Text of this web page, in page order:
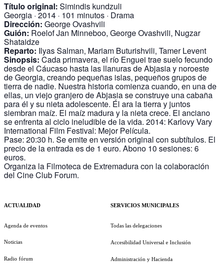
Título original: Simindis kundzuli
Georgia · 2014 · 101 minutos · Drama
Dirección: George Ovashvili
Guión: Roelof Jan Minneboo, George Ovashvili, Nugzar
Shataidze
Reparto: Ilyas Salman, Mariam Buturishvili, Tamer Levent
Sinopsis: Cada primavera, el río Enguei trae suelo fecundo
desde el Cáucaso hasta las llanuras de Abjasia y noroeste
de Georgia, creando pequeñas islas, pequeños grupos de
tierra de nadie. Nuestra historia comienza cuando, en una de
ellas, un viejo granjero de Abjasia se construye una cabaña
para él y su nieta adolescente. Él ara la tierra y juntos
siembran maíz. El maíz madura y la nieta crece. El anciano
se enfrenta al ciclo ineludible de la vida. 2014: Karlovy Vary
International Film Festival: Mejor Película.
Pase: 20:30 h. Se emite en versión original con subtítulos. El
precio de la entrada es de 1 euro. Abono 10 sesiones: 6
euros.
Organiza la Filmoteca de Extremadura con la colaboración
del Cine Club Forum.
ACTUALIDAD
Agenda de eventos
Noticias
Radio fórum
SERVICIOS MUNICIPALES
Todas las delegaciones
Accesibilidad Universal e Inclusión
Administración y Hacienda